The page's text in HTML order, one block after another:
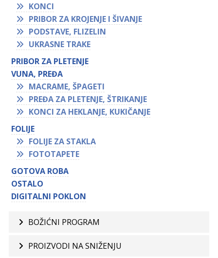
KONCI
PRIBOR ZA KROJENJE I ŠIVANJE
PODSTAVE, FLIZELIN
UKRASNE TRAKE
PRIBOR ZA PLETENJE
VUNA, PREĐA
MACRAME, ŠPAGETI
PREĐA ZA PLETENJE, ŠTRIKANJE
KONCI ZA HEKLANJE, KUKIČANJE
FOLIJE
FOLIJE ZA STAKLA
FOTOTAPETE
GOTOVA ROBA
OSTALO
DIGITALNI POKLON
BOŽIĆNI PROGRAM
PROIZVODI NA SNIŽENJU